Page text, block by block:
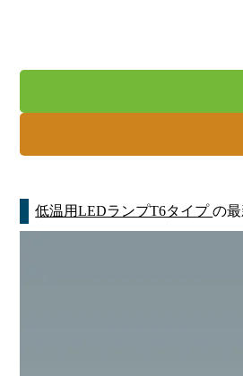
低温用LEDランプT6タイプの